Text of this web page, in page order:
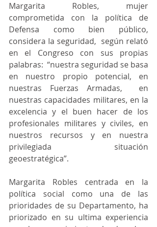
Margarita Robles, mujer
comprometida con la política de
Defensa como bien público,
considera la seguridad,  según relató
en el Congreso con sus propias
palabras:  “nuestra seguridad se basa
en nuestro propio potencial, en
nuestras Fuerzas Armadas,  en
nuestras capacidades militares, en la
excelencia y el buen hacer de los
profesionales militares y civiles, en
nuestros recursos y en nuestra
privilegiada situación
geoestratégica”.
Margarita Robles centrada en la
política social como una de las
prioridades de su Departamento, ha
priorizado en su ultima experiencia